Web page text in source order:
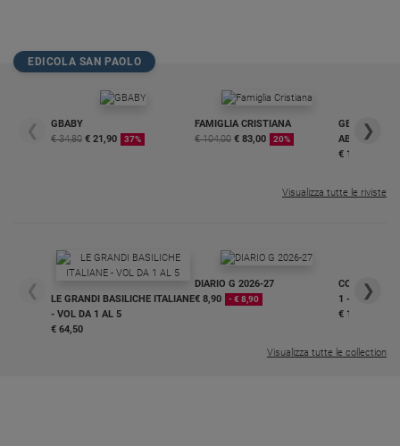
EDICOLA SAN PAOLO
❮
GBABY
€ 34,80 € 21,90 37%
FAMIGLIA CRISTIANA
€ 104,00 € 83,00 20%
GBABY
€ 16,99
❯
Visualizza tutte le riviste
❮
LE GRANDI BASILICHE ITALIANE
- VOL DA 1 AL 5
€ 64,50
DIARIO G 2026-27
€ 8,90
- € 8,90
COLLANA
1 - 2
€ 18,50
❯
Visualizza tutte le collection